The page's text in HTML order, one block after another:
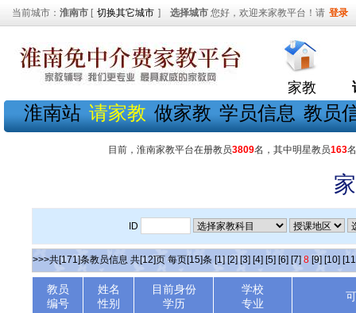
当前城市： 淮南市 [ 切换其它城市 ] 选择城市 您好，欢迎来家教平台！请 登录
家教
淮南站 请家教 做家教 学员信息 教员
目前，淮南家教平台在册教员3809名，其中明星教员163
ID
>>>共[171]条教员信息 共[12]页 每页[15]条 [1] [2] [3] [4] [5] [6] [7] 8 [9] [10]
教员
编号
姓名
性别
目前身份
学历
学校
专业